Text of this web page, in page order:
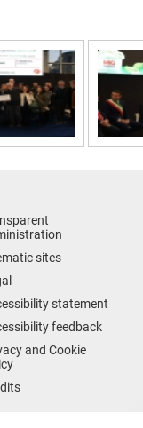
sites
statement
feedback
and Cookie